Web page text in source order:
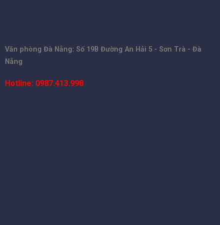
Văn phòng Đà Nẵng: Số 19B Đường An Hải 5 - Sơn Trà - Đà
Nẵng
Hotline: 0987.413.998